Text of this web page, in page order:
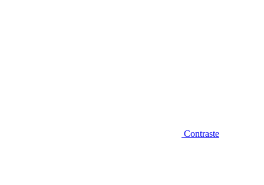
Contraste